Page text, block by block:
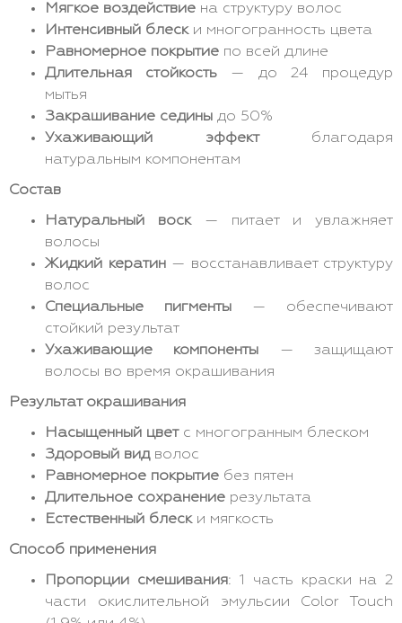
Мягкое воздействие на структуру волос
Интенсивный блески многогранность цвета
Равномерное покрытие по всей длине
Длительная стойкость — до 24 процедур
мытья
Закрашивание седины до 50%
Ухаживающий эффектблагодаря
натуральным компонентам
Состав
Натуральный воск— питает и увлажняет
волосы
Жидкий кератин— восстанавливает структуру
волос
Специальные пигменты — обеспечивают
стойкий результат
Ухаживающие компоненты — защищают
волосы во время окрашивания
Результат окрашивания
Насыщенный цветс многогранным блеском
Здоровый видволос
Равномерное покрытие без пятен
Длительное сохранение результата
Естественный блески мягкость
Способ применения
Пропорции смешивания: 1 часть краски на 2
части окислительной эмульсии Color Touch